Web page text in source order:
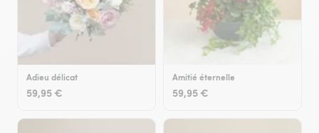
Adieu délicat
59,95 €
Amitié éternelle
59,95 €